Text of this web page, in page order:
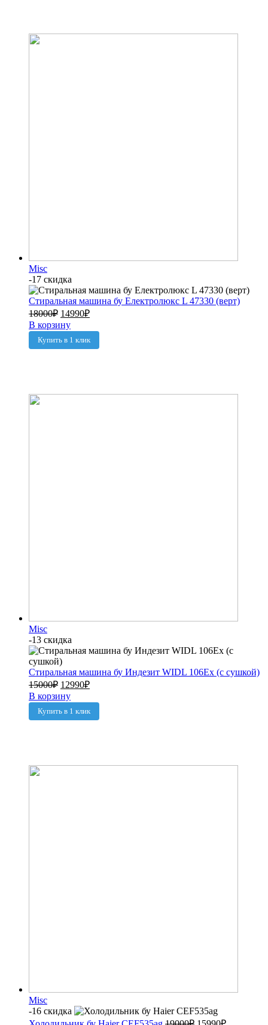
Misc
-17 скидка
Стиральная машина бу Електролюкс L 47330 (верт)
18000₽ 14990₽
В корзину
Купить в 1 клик
Misc
-13 скидка
Стиральная машина бу Индезит WIDL 106Ex (с сушкой)
15000₽ 12990₽
В корзину
Купить в 1 клик
Misc
-16 скидка